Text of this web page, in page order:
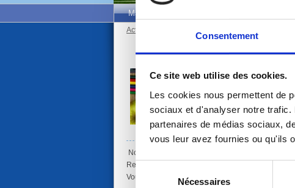
Consentement
Ce site web utilise des cookies.
Les cookies nous permettent de
sociaux et d'analyser notre
partenaires de médias sociaux,
vous leur avez fournies ou qu'ils
Sélection
du
Nécessaires
Mairie de Neauphle-Le-Vieux
Actualités
Zoom
Nous vous informons que les inscriptions sont
Retrouvez les informations d'inscriptions sur notre
Vous pouvez passer en mairie aux horaires